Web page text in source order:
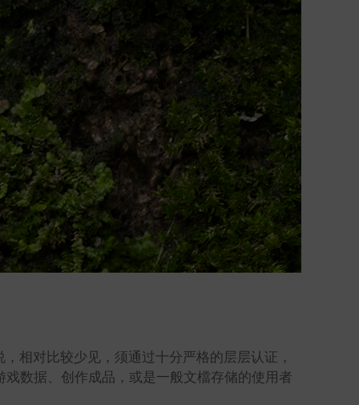
相对比较少见，须通过十分严格的层层认证，
数据、创作成品，或是一般文檔存储的使用者